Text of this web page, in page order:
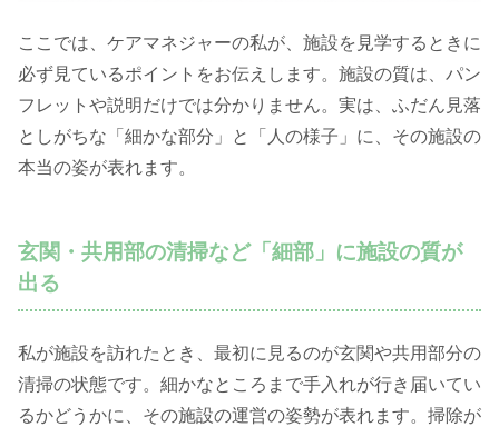
ここでは、ケアマネジャーの私が、施設を見学するときに
必ず見ているポイントをお伝えします。施設の質は、パン
フレットや説明だけでは分かりません。実は、ふだん見落
としがちな「細かな部分」と「人の様子」に、その施設の
本当の姿が表れます。
玄関・共用部の清掃など「細部」に施設の質が
出る
私が施設を訪れたとき、最初に見るのが玄関や共用部分の
清掃の状態です。細かなところまで手入れが行き届いてい
るかどうかに、その施設の運営の姿勢が表れます。掃除が